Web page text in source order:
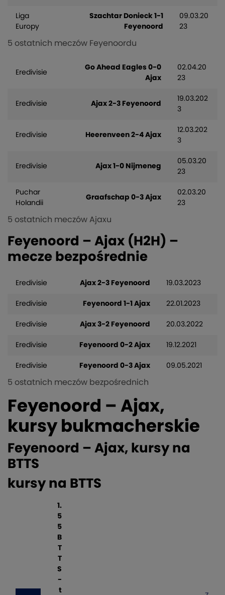
Liga
Europy
Szachtar Donieck 1-1
Feyenoord
09.03.20
23
5 ostatnich meczów Feyenoordu
Eredivisie
Go Ahead Eagles 0-0
Ajax
02.04.20
23
Eredivisie Ajax 2-3 Feyenoord
19.03.202
3
Eredivisie Heerenveen 2-4 Ajax
12.03.202
3
Eredivisie Ajax 1-0 Nijmeneg
05.03.20
23
Puchar
Holandii
Graafschap 0-3 Ajax
02.03.20
23
5 ostatnich meczów Ajaxu
Feyenoord – Ajax (H2H) –
mecze bezpośrednie
Eredivisie Ajax 2-3 Feyenoord 19.03.2023
Eredivisie Feyenoord 1-1 Ajax 22.01.2023
Eredivisie Ajax 3-2 Feyenoord 20.03.2022
Eredivisie Feyenoord 0-2 Ajax 19.12.2021
Eredivisie Feyenoord 0-3 Ajax 09.05.2021
5 ostatnich meczów bezpośrednich
Feyenoord – Ajax,
kursy bukmacherskie
Feyenoord – Ajax, kursy na
BTTS
kursy na BTTS
1.
5
5
B
T
T
S
-
t